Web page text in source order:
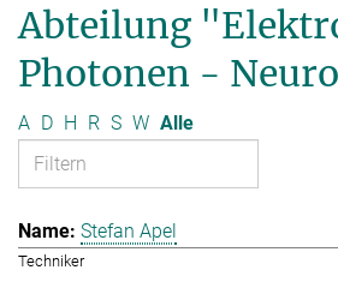
Abteilung
Photonen -
A D H R S W Alle
Stefan Apel
Techniker